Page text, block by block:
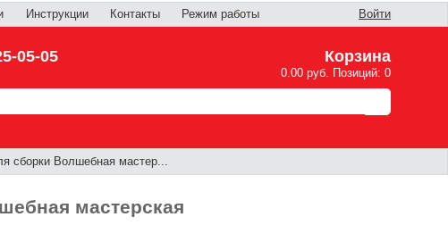
Инструкции Контакты Режим работы Войти
05-05 Корзина
0.00 руб. Позиций: 0
сборки Волшебная мастер...
мастерская